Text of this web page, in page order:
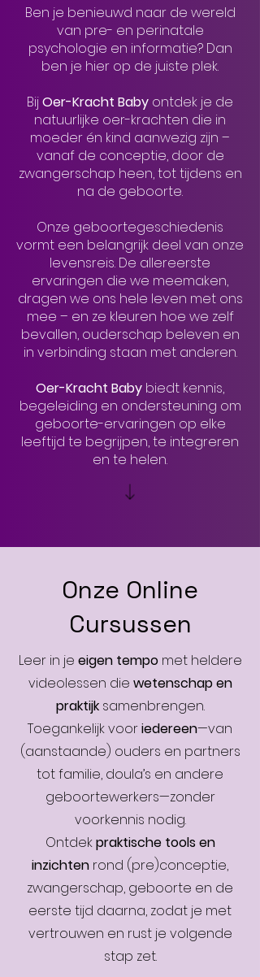
Ben je benieuwd naar de wereld
van pre- en perinatale
psychologie en informatie? Dan
ben je hier op de juiste plek.
BijOer-Kracht Baby ontdek je de
natuurlijke oer-krachten die in
moeder én kind aanwezig zijn –
vanaf de conceptie, door de
zwangerschap heen, tot tijdens en
na de geboorte.
Onze geboortegeschiedenis
vormt een belangrijk deel van onze
levensreis. De allereerste
ervaringen die we meemaken,
dragen we ons hele leven met ons
mee – en ze kleuren hoe we zelf
bevallen, ouderschap beleven en
in verbinding staan met anderen.
Oer-Kracht Baby biedt kennis,
begeleiding en ondersteuning om
geboorte-ervaringen op elke
leeftijd te begrijpen, te integreren
en te helen.
Onze Online
Cursussen
Leer in je eigen tempomet heldere
videolessen die wetenschap en
praktijksamenbrengen.
Toegankelijk vooriedereen—van
(aanstaande) ouders en partners
tot familie, doula’s en andere
geboortewerkers—zonder
voorkennis nodig.
Ontdekpraktische tools en
inzichten rond (pre)conceptie,
zwangerschap, geboorte en de
eerste tijd daarna, zodat je met
vertrouwen en rust je volgende
stap zet.